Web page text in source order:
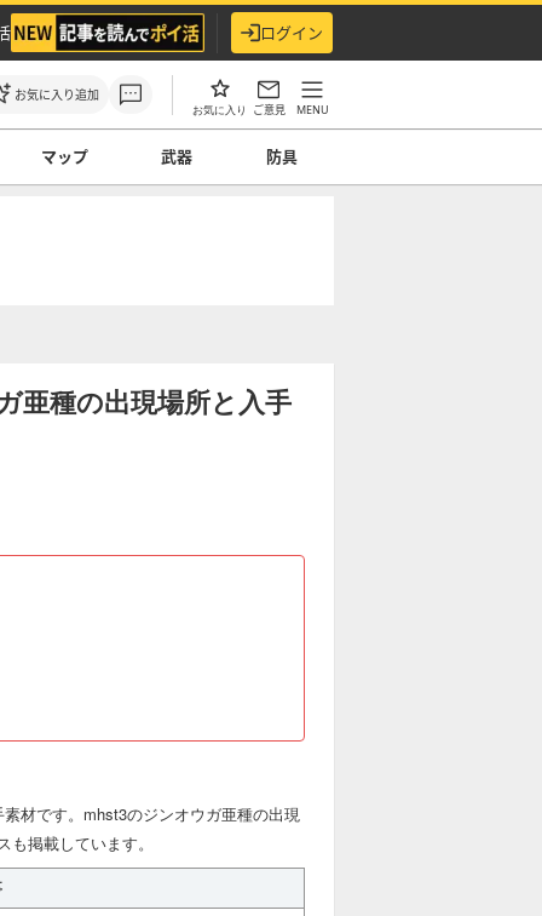
ログイン
お気に入り追加
お気に入り ご意見 MENU
マップ 武器 防具
亜種の出現場所と入手
材です。mhst3のジンオウガ亜種の出現
掲載しています。